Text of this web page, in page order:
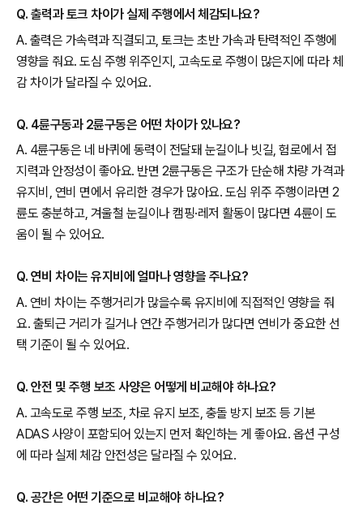
Q. 출력과 토크 차이가 실제 주행에서 체감되나요?
A. 출력은 가속력과 직결되고, 토크는 초반 가속과 탄력적인 주행에
영향을 줘요. 도심 주행 위주인지, 고속도로 주행이 많은지에 따라 체
감 차이가 달라질 수 있어요.
Q. 4륜구동과 2륜구동은 어떤 차이가 있나요?
A. 4륜구동은 네 바퀴에 동력이 전달돼 눈길이나 빗길, 험로에서 접
지력과 안정성이 좋아요. 반면 2륜구동은 구조가 단순해 차량 가격과
유지비, 연비 면에서 유리한 경우가 많아요. 도심 위주 주행이라면 2
륜도 충분하고, 겨울철 눈길이나 캠핑·레저 활동이 많다면 4륜이 도
움이 될 수 있어요.
Q. 연비 차이는 유지비에 얼마나 영향을 주나요?
A. 연비 차이는 주행거리가 많을수록 유지비에 직접적인 영향을 줘
요. 출퇴근 거리가 길거나 연간 주행거리가 많다면 연비가 중요한 선
택 기준이 될 수 있어요.
Q. 안전 및 주행 보조 사양은 어떻게 비교해야 하나요?
A. 고속도로 주행 보조, 차로 유지 보조, 충돌 방지 보조 등 기본
ADAS 사양이 포함되어 있는지 먼저 확인하는 게 좋아요. 옵션 구성
에 따라 실제 체감 안전성은 달라질 수 있어요.
Q. 공간은 어떤 기준으로 비교해야 하나요?